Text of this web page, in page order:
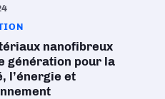
nanofibreux
génération pour la
l’énergie et